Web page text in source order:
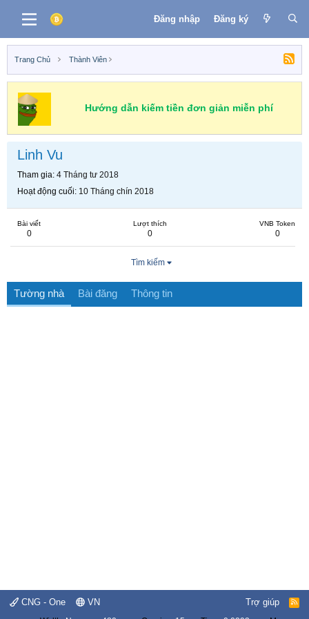
Đăng nhập Đăng ký
Trang Chủ Thành Viên
Hướng dẫn kiếm tiền đơn giản miễn phí
Linh Vu
Tham gia 4 Tháng tư 2018
Hoạt động cuối 10 Tháng chín 2018
Bài viết
0
Lượt thích
0
VNB Token
0
Tìm kiếm
Tường nhà Bài đăng Thông tin
CNG - One VN Trợ giúp
R